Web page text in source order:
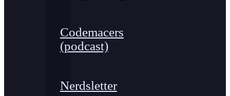
Codemacers
(podcast)
Nerdsletter